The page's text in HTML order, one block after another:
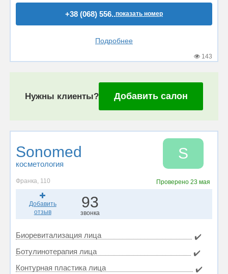
+38 (068) 556..показать номер
Подробнее
143
Нужны клиенты? Добавить салон
Sonomed
косметология
S
Франка, 110 Проверено23 мая
Добавить
отзыв
93
звонка
Биоревитализация лица
✔️
Ботулинотерапия лица
✔️
Контурная пластика лица
✔️